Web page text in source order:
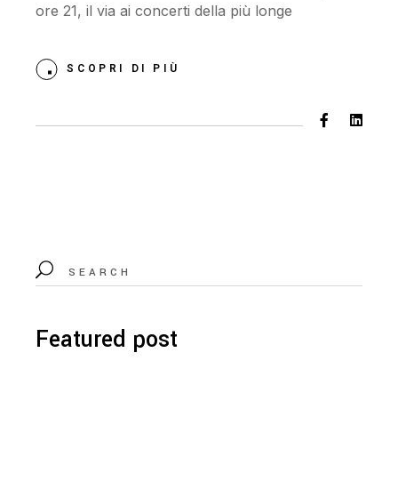
ore 21, il via ai concerti della più longe
SCOPRI DI PIÙ
Featured post